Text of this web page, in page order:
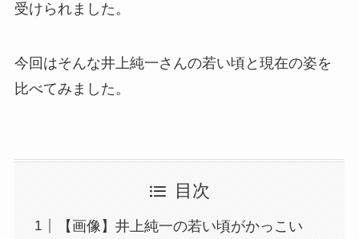
受けられました。
今回はそんな井上純一さんの若い頃と現在の姿を
比べてみました。
目次
【画像】井上純一の若い頃がかっこい